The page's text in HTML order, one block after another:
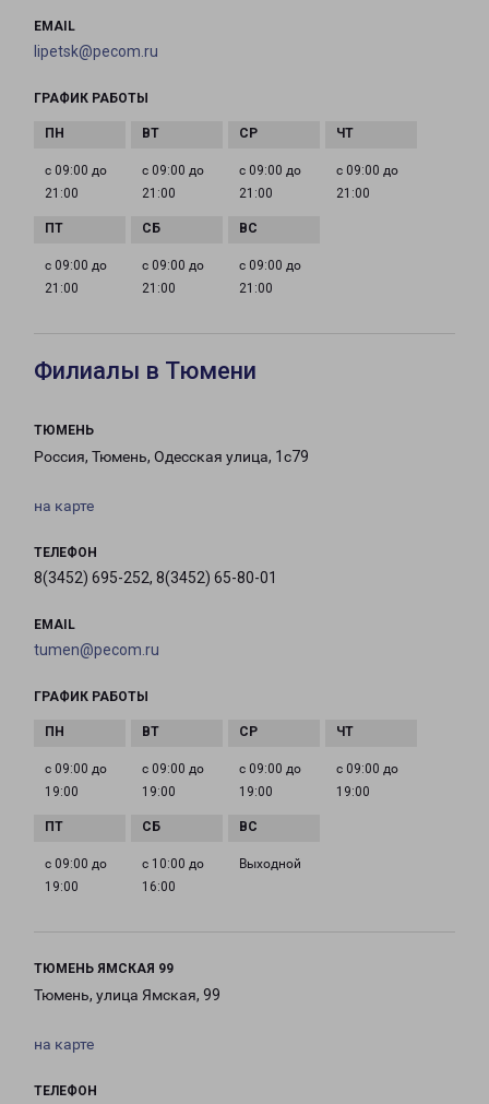
EMAIL
lipetsk@pecom.ru
ГРАФИК РАБОТЫ
с 09:00 до
21:00
с 09:00 до
21:00
с 09:00 до
21:00
с 09:00 до
21:00
с 09:00 до
21:00
с 09:00 до
21:00
с 09:00 до
21:00
Филиалы в Тюмени
ТЮМЕНЬ
Россия, Тюмень, Одесская улица, 1с79
на карте
ТЕЛЕФОН
8(3452) 695-252, 8(3452) 65-80-01
EMAIL
tumen@pecom.ru
ГРАФИК РАБОТЫ
с 09:00 до
19:00
с 09:00 до
19:00
с 09:00 до
19:00
с 09:00 до
19:00
с 09:00 до
19:00
с 10:00 до
16:00
Выходной
ТЮМЕНЬ ЯМСКАЯ 99
Тюмень, улица Ямская, 99
на карте
ТЕЛЕФОН